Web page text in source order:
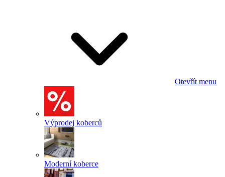
Otevřít menu
Výprodej koberců
Moderní koberce